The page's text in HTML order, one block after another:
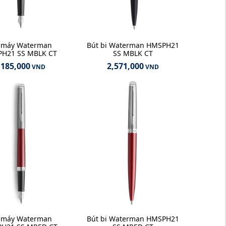
Waterman
SS MBLK CT
VND
Bút bi Waterman HMSPH21
SS MBLK CT
2,571,000VND
Waterman
Bút bi Waterman HMSPH21